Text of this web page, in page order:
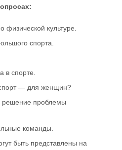
культуре.
спорта.
в спорте.
— для женщин?
проблемы
команды.
быть представлены на